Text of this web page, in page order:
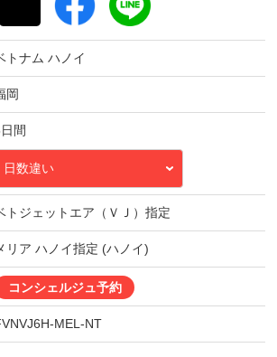
トナム ハノイ
岡
間
日数違い
トジェットエア（ＶＪ）指定
リア ハノイ指定 (ハノイ)
コンシェルジュ予約
MEL-NT